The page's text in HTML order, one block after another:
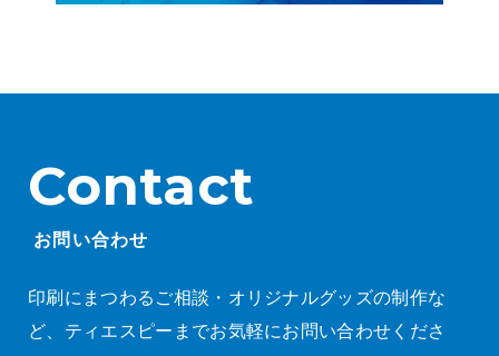
Contact
お問い合わせ
印刷にまつわるご相談・オリジナルグッズの制作な
ど、 ティエスピーまでお気軽にお問い合わせくださ